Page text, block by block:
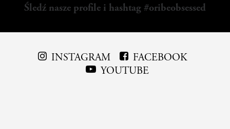
Śledź nasze profile i hashtag #oribeobsessed
INSTAGRAM
FACEBOOK
YOUTUBE